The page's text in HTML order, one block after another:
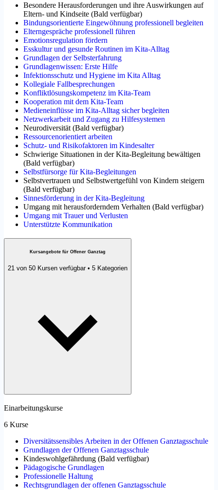
Besondere Herausforderungen und ihre Auswirkungen auf
Eltern- und Kindseite (Bald verfügbar)
Bindungsorientierte Eingewöhnung professionell begleiten
Elterngespräche professionell führen
Emotionsregulation fördern
Esskultur und gesunde Routinen im Kita-Alltag
Grundlagen der Selbsterfahrung
Grundlagenwissen: Erste Hilfe
Infektionsschutz und Hygiene im Kita Alltag
Kollegiale Fallbesprechungen
Konfliktlösungskompetenz im Kita-Team
Kooperation mit dem Kita-Team
Medieneinflüsse im Kita-Alltag sicher begleiten
Netzwerkarbeit und Zugang zu Hilfesystemen
Neurodiversität (Bald verfügbar)
Ressourcenorientiert arbeiten
Schutz- und Risikofaktoren im Kindesalter
Schwierige Situationen in der Kita-Begleitung bewältigen
(Bald verfügbar)
Selbstfürsorge für Kita-Begleitungen
Selbstvertrauen und Selbstwertgefühl von Kindern steigern
(Bald verfügbar)
Sinnesförderung in der Kita-Begleitung
Umgang mit herausforderndem Verhalten (Bald verfügbar)
Umgang mit Trauer und Verlusten
Unterstützte Kommunikation
Kursangebote für Offener Ganztag
21 von 50 Kursen verfügbar • 5 Kategorien
Einarbeitungskurse
6 Kurse
Diversitätssensibles Arbeiten in der Offenen Ganztagsschule
Grundlagen der Offenen Ganztagsschule
Kindeswohlgefährdung (Bald verfügbar)
Pädagogische Grundlagen
Professionelle Haltung
Rechtsgrundlagen der offenen Ganztagsschule